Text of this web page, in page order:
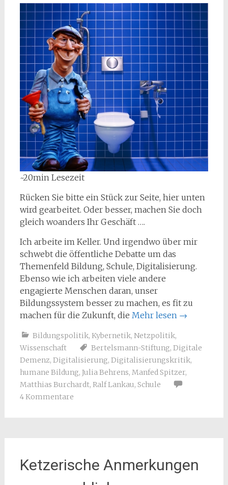
~20min Lesezeit
Rücken Sie bitte ein Stück zur Seite, hier unten
wird gearbeitet. Oder besser, machen Sie doch
gleich woanders Ihr Geschäft ….
Ich arbeite im Keller. Und irgendwo über mir
schwebt die öffentliche Debatte um das
Themenfeld Bildung, Schule, Digitalisierung.
Ebenso wie ich arbeiten viele andere
engagierte Menschen daran, unser
Bildungssystem besser zu machen, es fit zu
machen für die Zukunft, die Mehr lesen →
Bildungspolitik, Kybernetik, Netzpolitik,
Wissenschaft
Bertelsmann-Stiftung, Digitale
Demenz, Digitalisierung, Digitalisierungskritik,
humane Bildung, Julia Behrens, Manfed Spitzer,
Matthias Burchardt, Ralf Lankau, Schule
4 Kommentare
Ketzerische Anmerkungen